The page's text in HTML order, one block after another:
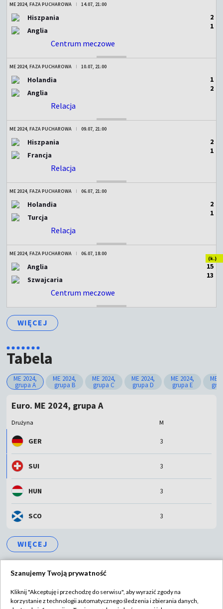
ME 2024, FAZA PUCHAROWA 14.07, 21:00
Hiszpania
Anglia
2
1
Centrum meczowe
ME 2024, FAZA PUCHAROWA 10.07, 21:00
Holandia
Anglia
1
2
Relacja
ME 2024, FAZA PUCHAROWA 09.07, 21:00
Hiszpania
Francja
2
1
Relacja
ME 2024, FAZA PUCHAROWA 06.07, 21:00
Holandia
Turcja
2
1
Relacja
ME 2024, FAZA PUCHAROWA 06.07, 18:00
Anglia
Szwajcaria
1
1
(k.)
5
3
Centrum meczowe
WIĘCEJ
Tabela
ME 2024,
grupa A
ME 2024,
grupa B
ME 2024,
grupa C
ME 2024,
grupa D
ME 2024,
grupa E
ME
Euro. ME 2024, grupa A
Drużyna M
GER 3
SUI 3
HUN 3
SCO 3
WIĘCEJ
TVP
Szanujemy Twoją prywatność
Kliknij "Akceptuję i przechodzę do serwisu", aby wyrazić zgody na
korzystanie z technologii automatycznego śledzenia i zbierania danych,